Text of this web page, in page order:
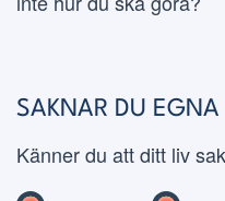
SAKNAR DU EGNA
Känner du att ditt liv